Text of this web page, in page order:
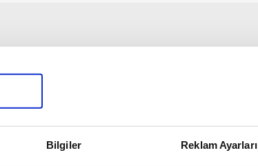
Bilgiler Reklam Ayarları